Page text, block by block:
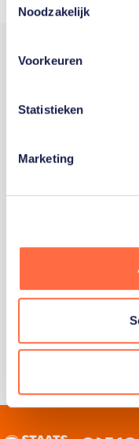
Noodzakelijk
Voorkeuren
Statistieken
Marketing
Trotse
Staatsloterij
sportiefste